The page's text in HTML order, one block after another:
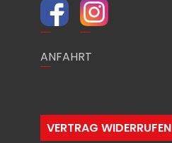
ANFAHRT
VERTRAG WIDERRUFEN